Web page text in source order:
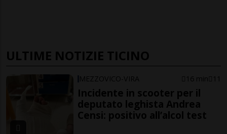
ULTIME NOTIZIE TICINO
MEZZOVICO-VIRA 16 min 11
Incidente in scooter per il
deputato leghista Andrea
Censi: positivo all’alcol test